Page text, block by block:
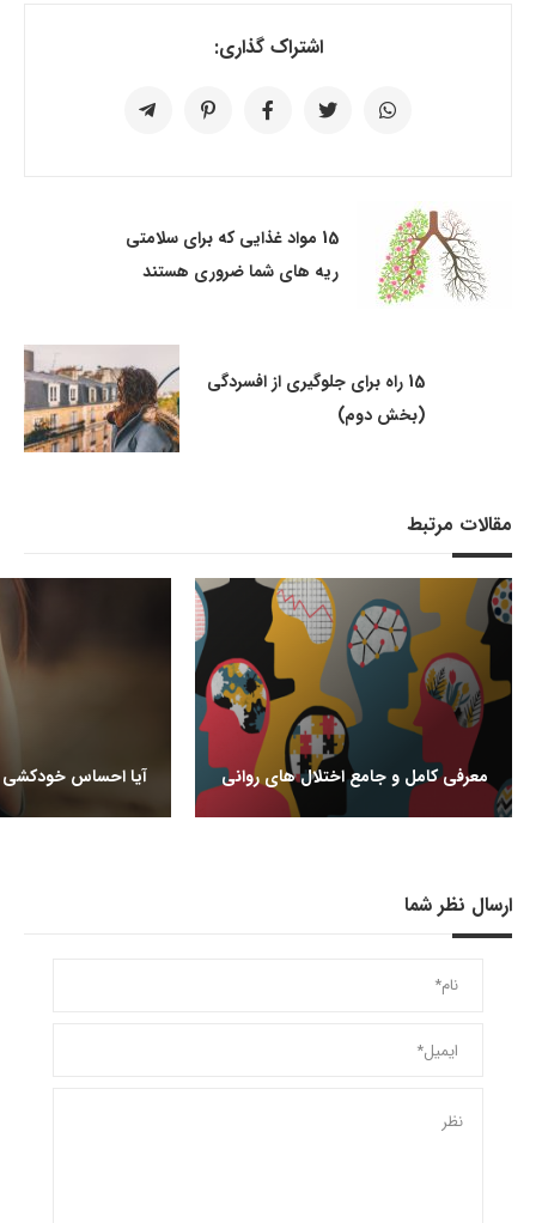
اشتراک گذاری:
15 مواد غذایی که برای سلامتی
ریه های شما ضروری هستند
15 راه برای جلوگیری از افسردگی
(بخش دوم)
مقالات مرتبط
معرفی کامل و جامع اختلال های روانی آیا احساس خودکشی
ارسال نظر شما